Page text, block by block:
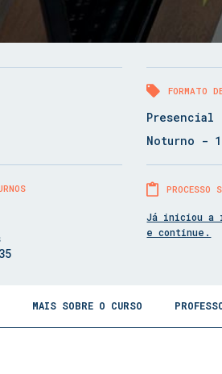
FORMATO
Presencial
Noturno -
PROCESSO
Já iniciou a
e continue.
MAIS SOBRE O CURSO